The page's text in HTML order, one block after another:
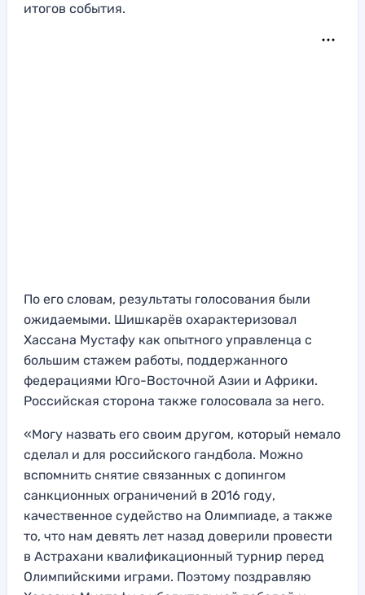
итогов события.
По его словам, результаты голосования были
ожидаемыми. Шишкарёв охарактеризовал
Хассана Мустафу как опытного управленца с
большим стажем работы, поддержанного
федерациями Юго-Восточной Азии и Африки.
Российская сторона также голосовала за него.
«Могу назвать его своим другом, который немало
сделал и для российского гандбола. Можно
вспомнить снятие связанных с допингом
санкционных ограничений в 2016 году,
качественное судейство на Олимпиаде, а также
то, что нам девять лет назад доверили провести
в Астрахани квалификационный турнир перед
Олимпийскими играми. Поэтому поздравляю